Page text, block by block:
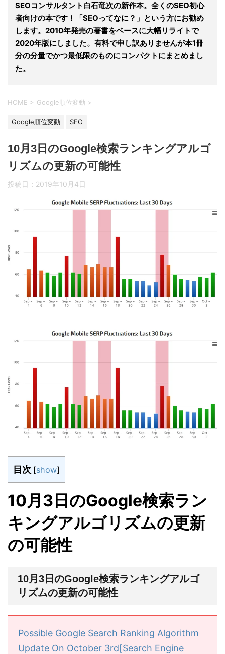
SEOコンサルタント白石竜次の新作本。全くのSEO初心
者向けの本です！「SEOってなに？」という方にお勧め
します。2010年発売の著書をベースに大幅リライトで
2020年版にしました。有料で申し訳ありませんが本1冊
分の分量でかつ最低限のものにコンパクトにまとめまし
た。
HOME > Google順位変動 >
Google順位変動 SEO
10月3日のGoogle検索ランキングアルゴ
リズムの更新の可能性
投稿日： 2019年10月4日
目次 [show]
10月3日のGoogle検索ラン
キングアルゴリズムの更新
の可能性
10月3日のGoogle検索ランキングアルゴ
リズムの更新の可能性
Possible Google Search Ranking Algorithm
Update On October 3rd[Search Engine